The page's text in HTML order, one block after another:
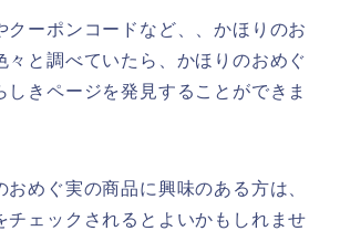
クーポンコードなど、、かほりのお
々と調べていたら、かほりのおめぐ
しきページを発見することができま
おめぐ実の商品に興味のある方は、
チェックされるとよいかもしれませ